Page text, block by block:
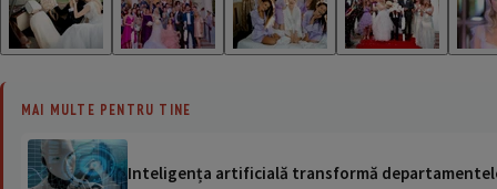
MAI MULTE PENTRU TINE
Inteligența artificială transformă